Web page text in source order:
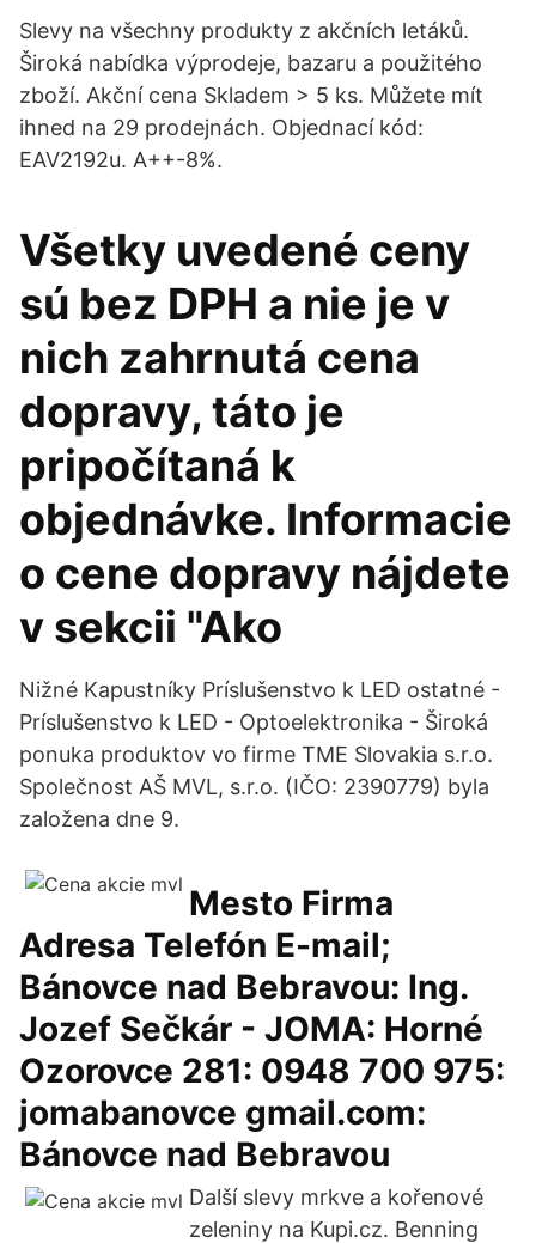
Slevy na všechny produkty z akčních letáků.
Široká nabídka výprodeje, bazaru a použitého
zboží. Akční cena Skladem > 5 ks. Můžete mít
ihned na 29 prodejnách. Objednací kód:
EAV2192u. A++-8%.
Všetky uvedené ceny
sú bez DPH a nie je v
nich zahrnutá cena
dopravy, táto je
pripočítaná k
objednávke. Informacie
o cene dopravy nájdete
v sekcii "Ako
Nižné Kapustníky Príslušenstvo k LED ostatné -
Príslušenstvo k LED - Optoelektronika - Široká
ponuka produktov vo firme TME Slovakia s.r.o.
Společnost AŠ MVL, s.r.o. (IČO: 2390779) byla
založena dne 9.
Mesto Firma
Adresa Telefón E-mail;
Bánovce nad Bebravou: Ing.
Jozef Sečkár - JOMA: Horné
Ozorovce 281: 0948 700 975:
jomabanovce gmail.com:
Bánovce nad Bebravou
Další slevy mrkve a kořenové
zeleniny na Kupi.cz. Benning